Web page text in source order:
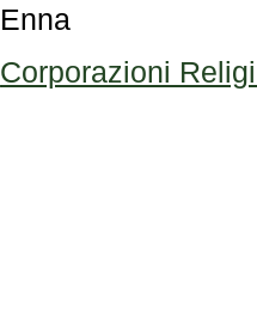
Enna
Corporazioni